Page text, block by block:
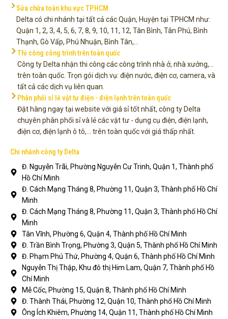
Sửa chữa toàn khu vực TP.HCM
Delta có chi nhánh tại tất cả các Quận, Huyện tại TPHCM như:
Quận 1, 2, 3, 4, 5, 6, 7, 8, 9, 10, 11, 12, Tân Bình, Tân Phú, Bình
Thạnh, Gò Vấp, Phú Nhuận, Bình Tân,...
Thi công công trình trên toàn quốc
Công ty Delta nhận thi công các công trình nhà ở, nhà xưởng,...
trên toàn quốc. Trọn gói dịch vụ: điện nước, điện cơ, camera, và
tất cả các dịch vụ liên quan.
Phân phối sỉ lẻ vật tư điện - điện lạnh trên toàn quốc
Đặt hàng ngay tại website với giá sỉ tốt nhất, công ty Delta
chuyên phân phối sỉ và lẻ các vật tư - dụng cụ điện, điện lạnh,
điện cơ, điện lạnh ô tô,... trên toàn quốc với giá thấp nhất.
Chi nhánh công ty Delta
Đ. Nguyễn Trãi, Phường Nguyễn Cư Trinh, Quận 1, Thành phố
Hồ Chí Minh
Đ. Cách Mạng Tháng 8, Phường 11, Quận 3, Thành phố Hồ Chí
Minh
Đ. Cách Mạng Tháng 8, Phường 11, Quận 3, Thành phố Hồ Chí
Minh
Tân Vĩnh, Phường 6, Quận 4, Thành phố Hồ Chí Minh
Đ. Trần Bình Trọng, Phường 3, Quận 5, Thành phố Hồ Chí Minh
Đ. Phạm Phú Thứ, Phường 4, Quận 6, Thành phố Hồ Chí Minh
Nguyễn Thị Thập, Khu đô thị Him Lam, Quận 7, Thành phố Hồ
Chí Minh
Mễ Cốc, Phường 15, Quận 8, Thành phố Hồ Chí Minh
Đ. Thành Thái, Phường 12, Quận 10, Thành phố Hồ Chí Minh
Ông Ích Khiêm, Phường 14, Quận 11, Thành phố Hồ Chí Minh